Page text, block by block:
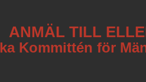
ANMÄL TILL
Kommittén för